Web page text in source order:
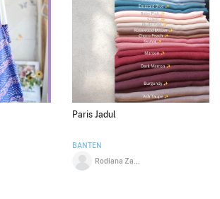
Paris Jadul
BANTEN